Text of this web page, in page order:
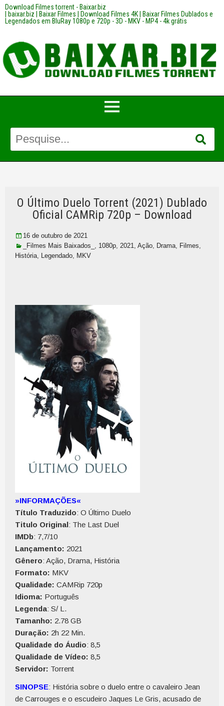
Download Filmes torrent - Baixar.biz
| baixar.biz | Baixar Filmes | Download Filmes 4K | Baixar Filmes Dublados e
Legendados em BluRay 1080p e 720p - 3D - MKV - MP4 - 4k grátis
O Último Duelo Torrent (2021) Dublado
Oficial CAMRip 720p – Download
16 de outubro de 2021
_Filmes Mais Baixados_ , 1080p, 2021, Ação, Drama, Filmes,
História, Legendado, MKV
»INFORMAÇÕES«
Título Traduzido: O Último Duelo
Titulo Original: The Last Duel
IMDb: 7,7/10
Lançamento: 2021
Gênero: Ação, Drama, História
Formato: MKV
Qualidade: CAMRip 720p
Idioma: Português
Legenda: S/ L.
Tamanho: 2.78 GB
Duração: 2h 22 Min.
Qualidade do Áudio: 8,5
Qualidade de Vídeo: 8,5
Servidor: Torrent
SINOPSE: História sobre o duelo entre o cavaleiro Jean
de Carrouges e o escudeiro Jaques Le Gris, acusado de